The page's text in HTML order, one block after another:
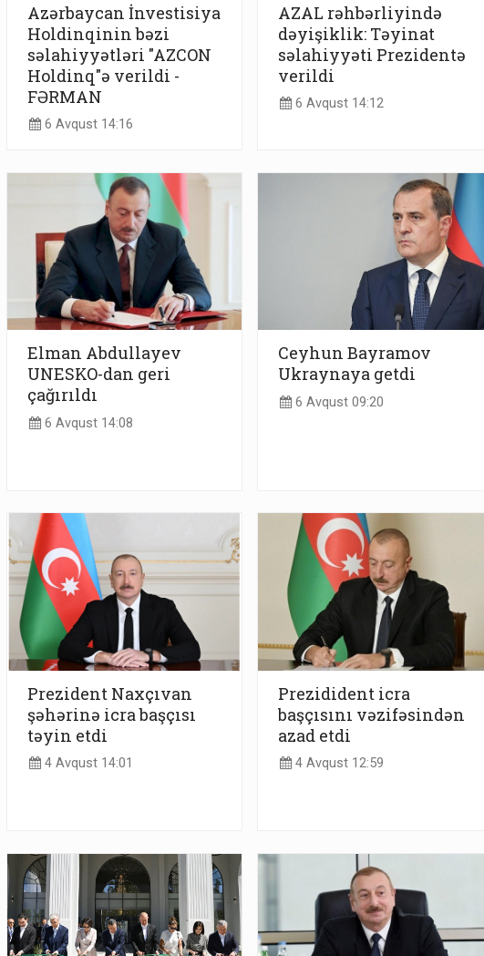
Azərbaycan İnvestisiya
Holdinqinin bəzi
səlahiyyətləri "AZCON
Holdinq"ə verildi -
FƏRMAN
6 Avqust 14:16
AZAL rəhbərliyində
dəyişiklik: Təyinat
səlahiyyəti Prezidentə
verildi
6 Avqust 14:12
Elman Abdullayev
UNESKO-dan geri
çağırıldı
6 Avqust 14:08
Ceyhun Bayramov
Ukraynaya getdi
6 Avqust 09:20
Prezident Naxçıvan
şəhərinə icra başçısı
təyin etdi
4 Avqust 14:01
Prezidident icra
başçısını vəzifəsindən
azad etdi
4 Avqust 12:59